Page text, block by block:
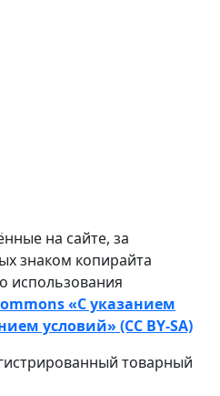
на сайте, за
знаком копирайта
использования
«С указанием
условий» (CC BY-SA)
товарный